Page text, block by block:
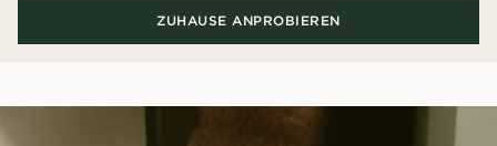
ZUHAUSE ANPROBIEREN